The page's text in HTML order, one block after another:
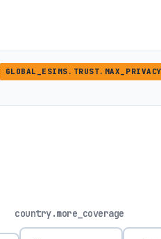
GLOBAL_ESIMS.TRUST.MAX_PRIVACY
country.more_coverage